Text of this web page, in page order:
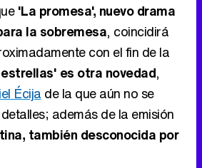
'La promesa', nuevo drama
la sobremesa, coincidirá
con el fin de la
es otra novedad,
Écija de la que aún no se
además de la emisión
también desconocida por